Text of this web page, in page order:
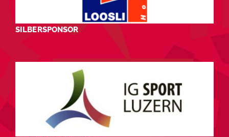
SILBERSPONSOR